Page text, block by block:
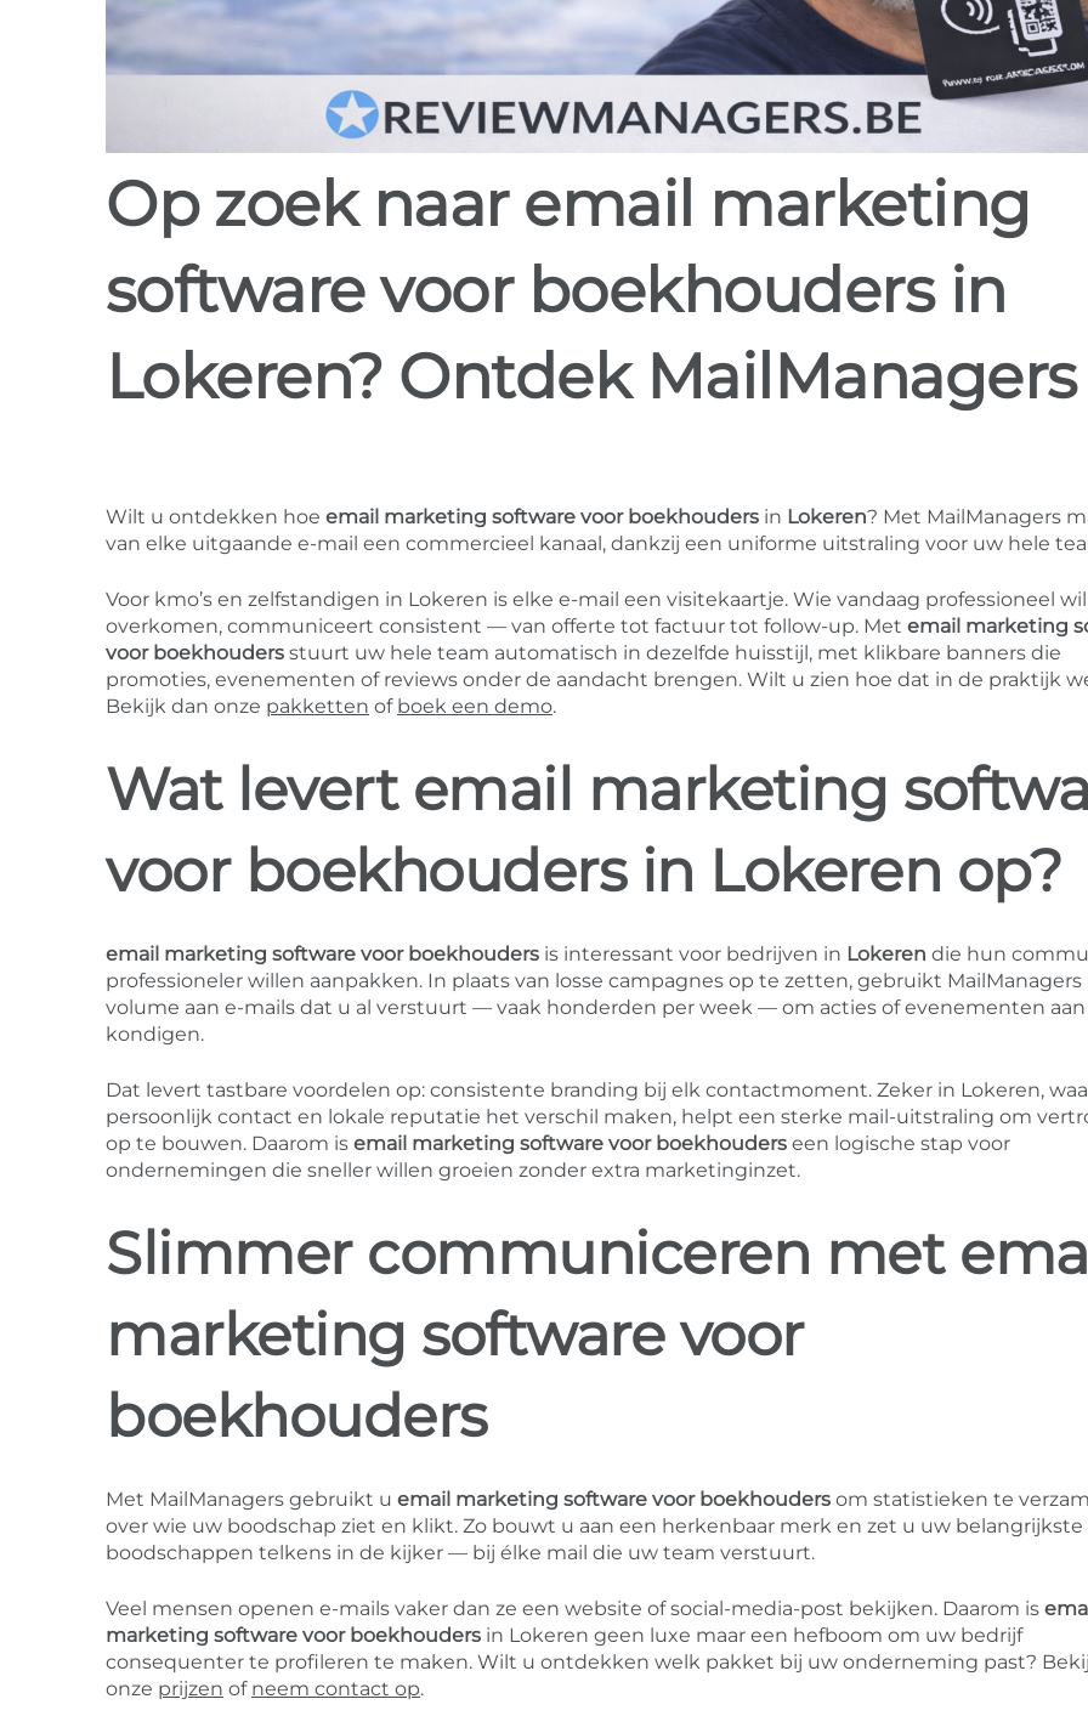
Op zoek naar email marketing
software voor boekhouders in
Lokeren? Ontdek MailManagers
Wilt u ontdekken hoe email marketing software voor boekhouders in Lokeren? Met MailManagers
van elke uitgaande e-mail een commercieel kanaal, dankzij een uniforme uitstraling voor uw hele
Voor kmo’s en zelfstandigen in Lokeren is elke e-mail een visitekaartje. Wie vandaag professioneel wil
overkomen, communiceert consistent — van offerte tot factuur tot follow-up. Met email marketing
voor boekhouders stuurt uw hele team automatisch in dezelfde huisstijl, met klikbare banners die
promoties, evenementen of reviews onder de aandacht brengen. Wilt u zien hoe dat in de praktijk
Bekijk dan onze pakketten of boek een demo.
Wat levert email marketing
voor boekhouders in Lokeren op?
email marketing software voor boekhouders is interessant voor bedrijven in Lokeren die hun
professioneler willen aanpakken. In plaats van losse campagnes op te zetten, gebruikt MailManagers
volume aan e-mails dat u al verstuurt — vaak honderden per week — om acties of evenementen
kondigen.
Dat levert tastbare voordelen op: consistente branding bij elk contactmoment. Zeker in Lokeren,
persoonlijk contact en lokale reputatie het verschil maken, helpt een sterke mail-uitstraling om
op te bouwen. Daarom is email marketing software voor boekhouders een logische stap voor
ondernemingen die sneller willen groeien zonder extra marketinginzet.
Slimmer communiceren met
marketing software voor
boekhouders
Met MailManagers gebruikt u email marketing software voor boekhouders om statistieken te
over wie uw boodschap ziet en klikt. Zo bouwt u aan een herkenbaar merk en zet u uw belangrijkste
boodschappen telkens in de kijker — bij élke mail die uw team verstuurt.
Veel mensen openen e-mails vaker dan ze een website of social-media-post bekijken. Daarom is
marketing software voor boekhouders in Lokeren geen luxe maar een hefboom om uw bedrijf
consequenter te profileren te maken. Wilt u ontdekken welk pakket bij uw onderneming past?
onze prijzen of neem contact op.